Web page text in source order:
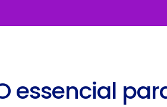
essencial